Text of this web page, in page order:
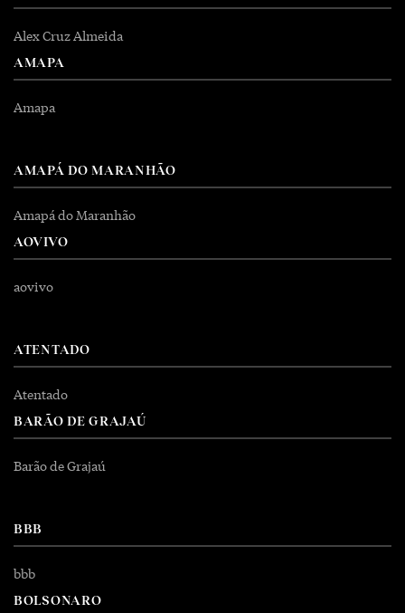
Alex Cruz Almeida
AMAPA
Amapa
AMAPÁ DO MARANHÃO
Amapá do Maranhão
AOVIVO
aovivo
ATENTADO
Atentado
BARÃO DE GRAJAÚ
Barão de Grajaú
BBB
bbb
BOLSONARO